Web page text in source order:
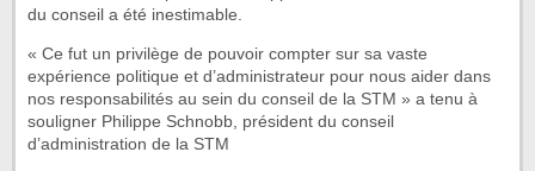
du conseil a été inestimable.
« Ce fut un privilège de pouvoir compter sur sa vaste
expérience politique et d’administrateur pour nous aider dans
nos responsabilités au sein du conseil de la STM » a tenu à
souligner Philippe Schnobb, président du conseil
d’administration de la STM